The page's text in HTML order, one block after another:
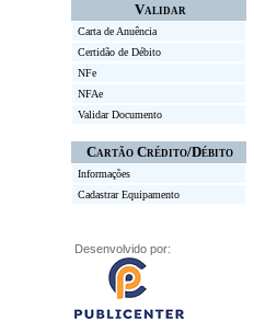
Validar
Carta de Anuência
Certidão de Débito
NFe
NFAe
Validar Documento
Cartão Crédito/Débito
Informações
Cadastrar Equipamento
Desenvolvido por: